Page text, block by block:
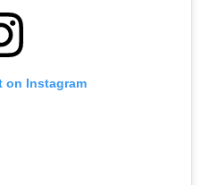
on Instagram